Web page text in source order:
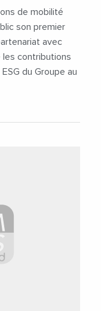
de mobilité
son premier
avec
les contributions
du Groupe au